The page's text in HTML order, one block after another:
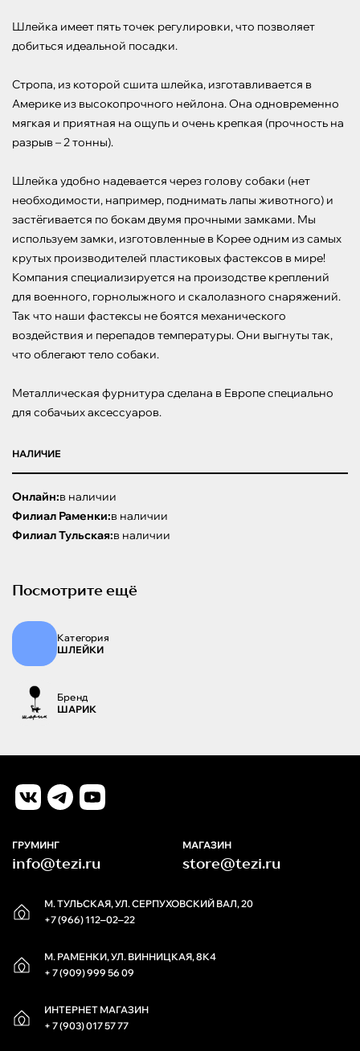
Шлейка имеет пять точек регулировки, что позволяет
добиться идеальной посадки.
Стропа, из которой сшита шлейка, изготавливается в
Америке из высокопрочного нейлона. Она одновременно
мягкая и приятная на ощупь и очень крепкая (прочность на
разрыв – 2 тонны).
Шлейка удобно надевается через голову собаки (нет
необходимости, например, поднимать лапы животного) и
застёгивается по бокам двумя прочными замками. Мы
используем замки, изготовленные в Корее одним из самых
крутых производителей пластиковых фастексов в мире!
Компания специализируется на произодстве креплений
для военного, горнолыжного и скалолазного снаряжений.
Так что наши фастексы не боятся механического
воздействия и перепадов температуры. Они выгнуты так,
что облегают тело собаки.
Металлическая фурнитура сделана в Европе специально
для собачьих аксессуаров.
НАЛИЧИЕ
Онлайн:в наличии
Филиал Раменки:в наличии
Филиал Тульская:в наличии
Посмотрите ещё
Категория
ШЛЕЙКИ
Бренд
ШАРИК
М. ТУЛЬСКАЯ, УЛ. СЕРПУХОВСКИЙ ВАЛ, 20
+7 (966) 112‒02‒22
М. РАМЕНКИ, УЛ. ВИННИЦКАЯ, 8К4
+ 7 (909) 999 56 09
ИНТЕРНЕТ МАГАЗИН
+ 7 (903) 017 57 77
ГРУМИНГ
info@tezi.ru
МАГАЗИН
store@tezi.ru